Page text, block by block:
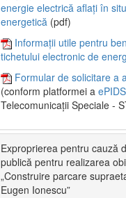
energie electrică aflați în
energetică (pdf)
Informații utile pentru
tichetului electronic de
Formular de solicitare a
(conform platformei a ePIDS
Telecomunicații Speciale -
Exproprierea pentru cauză
publică pentru realizarea
„Construire parcare
Eugen Ionescu”